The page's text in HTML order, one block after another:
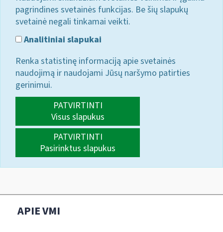
pagrindines svetainės funkcijas. Be šių slapukų
svetainė negali tinkamai veikti.
Analitiniai slapukai
Renka statistinę informaciją apie svetainės
naudojimą ir naudojami Jūsų naršymo patirties
gerinimui.
PATVIRTINTI
Visus slapukus
PATVIRTINTI
Pasirinktus slapukus
APIE VMI